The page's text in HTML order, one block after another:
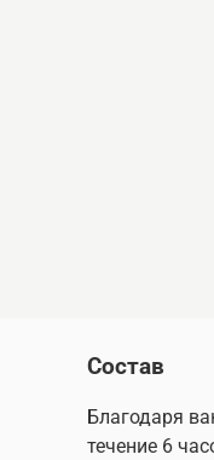
Состав
Благодаря
течение 6